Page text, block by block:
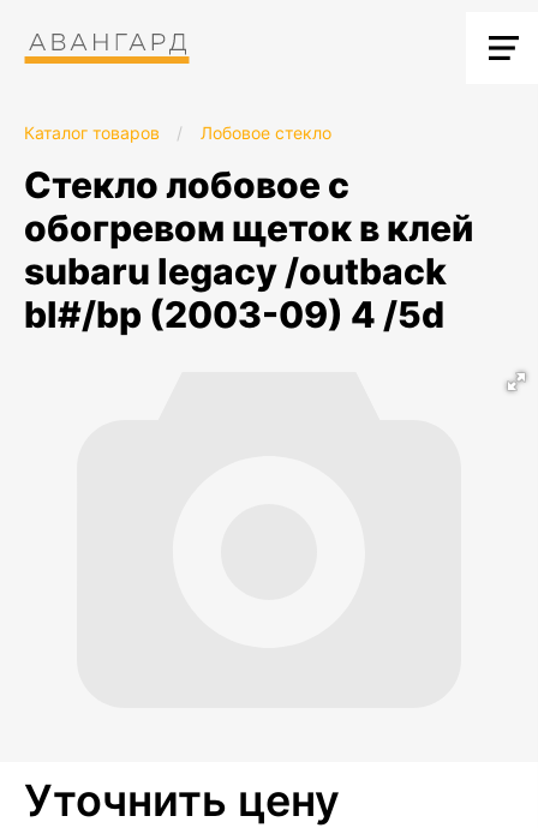
Каталог товаров / Лобовое стекло
стекло лобовое с
обогревом щеток в клей
subaru legacy /outback
bl#/bp (2003-09) 4 /5d
Уточнить цену